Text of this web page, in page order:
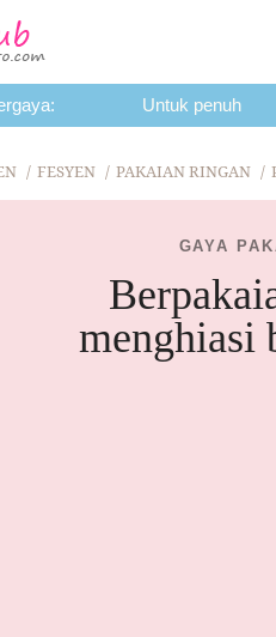
KECANTIKAN HUBUNGAN
Untuk penuh
FESYEN PAKAIAN RINGAN
GAYA
menghiasi